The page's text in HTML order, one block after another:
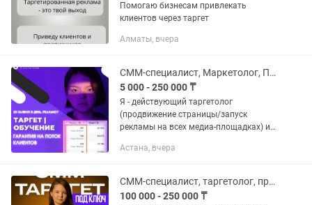
Помогаю бизнесам привлекать
клиентов через таргет
Алматы, вчера
СММ-специалист, Маркетолог, Продвижение в Instagram
5 000 - 250 000 ₸
Я - действующий таргетолог
(продвижение страницы/запуск
рекламы на всех медиа-площадках) и
Instagram. Принесла своим клиентам
Астана, вчера
СММ-специалист, таргетолог, продвижение в Instagram
100 000 - 250 000 ₸